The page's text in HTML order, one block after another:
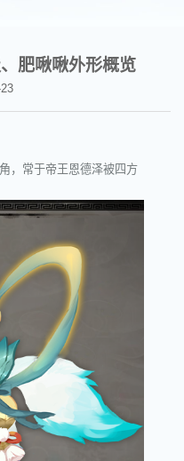
肥啾啾外形概览
，常于帝王恩德泽被四方